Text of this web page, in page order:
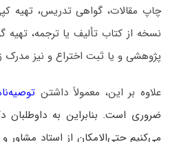
چاپ مقالات، گواهی تدریس، تهیه
نسخه از کتاب تألیف یا ترجمه،
پژوهشی و یا ثبت اختراع و نیز مدرک
علاوه بر این، معمولاً داشتن
ضروری است. بنابراین به داوطلبان
می‌کنیم حتی‌الامکان از استاد مشاور